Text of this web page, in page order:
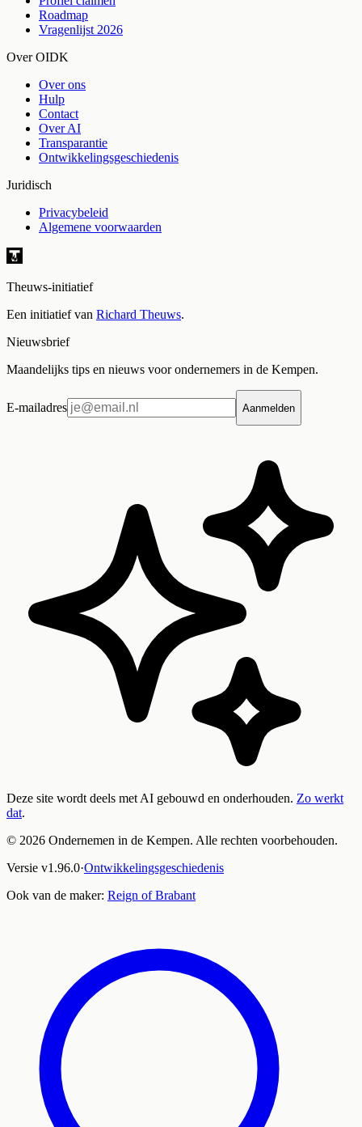
Roadmap
Vragenlijst 2026
Over OIDK
Over ons
Hulp
Contact
Over AI
Transparantie
Ontwikkelingsgeschiedenis
Juridisch
Privacybeleid
Algemene voorwaarden
Theuws-initiatief
Een initiatief van Richard Theuws.
Nieuwsbrief
Maandelijks tips en nieuws voor ondernemers in de Kempen.
E-mailadres Aanmelden
Deze site wordt deels met AI gebouwd en onderhouden. Zo werkt
dat.
© 2026 Ondernemen in de Kempen. Alle rechten voorbehouden.
Versie v1.96.0·Ontwikkelingsgeschiedenis
Ook van de maker: Reign of Brabant